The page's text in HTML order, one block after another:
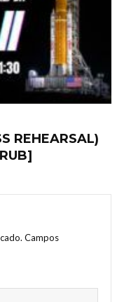
REHEARSAL)
Campos